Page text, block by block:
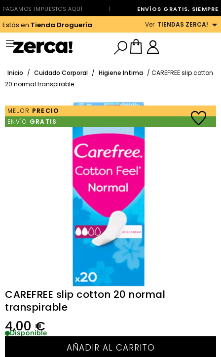
PAGAMOS IMPUESTOS AQUÍ | ENVÍOS GRATIS, SIEMPRE
Estás en Tienda Droguería Ver TIENDAS ZERCA!
Inicio / Cuidado Corporal / Higiene Intima / CAREFREE slip cotton
20 normal transpirable
MEJOR PRECIO
ENVÍO GRATIS
CAREFREE slip cotton 20 normal
transpirable
4,00€
Disponible
AÑADIR AL CARRITO